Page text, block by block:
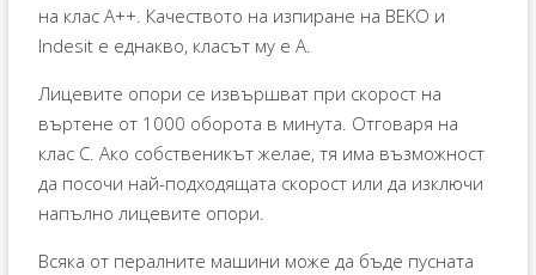
на клас А++. Качеството на изпиране на BEKO и
Indesit е еднакво, класът му е А.
Лицевите опори се извършват при скорост на
въртене от 1000 оборота в минута. Отговаря на
клас C. Ако собственикът желае, тя има възможност
да посочи най-подходящата скорост или да изключи
напълно лицевите опори.
Всяка от пералните машини може да бъде пусната